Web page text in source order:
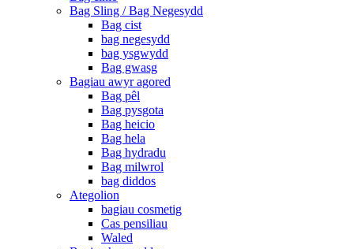
Bag Sling / Bag Negesydd
Bag cist
bag negesydd
bag ysgwydd
Bag gwasg
Bagiau awyr agored
Bag pêl
Bag pysgota
Bag heicio
Bag hela
Bag hydradu
Bag milwrol
bag diddos
Ategolion
bagiau cosmetig
Cas pensiliau
Waled